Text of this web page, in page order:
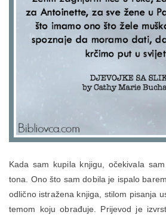
Kada sam kupila knjigu, očekivala
tona. Ono što sam dobila je ispalo
odlično istražena knjiga, stilom pisanja
temom koju obrađuje. Prijevod je